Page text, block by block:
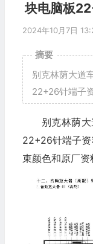
块电脑板
2024年10月7日
摘要
别克林荫大道
22+26针端子资
别克林荫
22+26针端子
束颜色和原厂资